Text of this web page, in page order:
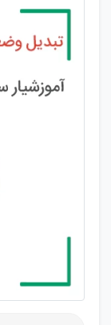
معلم حق
التدریس،
آموزشیار
سوادآموزی